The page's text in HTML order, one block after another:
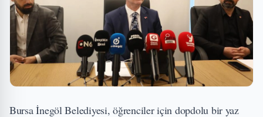
Bursa İnegöl Belediyesi, öğrenciler için dopdolu bir yaz